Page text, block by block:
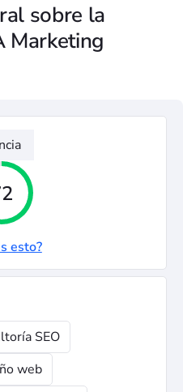
sobre la
Marketing
esto?
SEO
web